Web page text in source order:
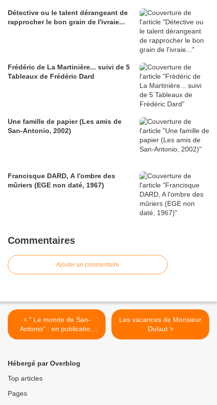
Détective ou le talent dérangeant de
rapprocher le bon grain de l'ivraie...
Frédéric de La Martinière... suivi de 5
Tableaux de Frédéric Dard
Une famille de papier (Les amis de
San-Antonio, 2002)
Francisque DARD, A l'ombre des
mûriers (EGE non daté, 1967)
Commentaires
Ajouter un commentaire
< " Le monde de San-
Antonio" : en publication
trimestrielle depuis 1997
Les vacances de Monsieur
Dulaut >
Hébergé par Overblog
Top articles
Pages